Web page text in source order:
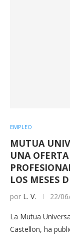
EMPLEO
MUTUA
UNA
LOS MESES
por L. V. 22/
La Mutua
Castellon, ha